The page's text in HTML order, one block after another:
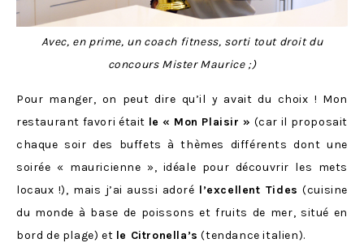
Avec, en prime, un coach fitness, sorti tout droit du
concours Mister Maurice ;)
Pour manger, on peut dire qu’il y avait du choix ! Mon
restaurant favori était le « Mon Plaisir » (car il proposait
chaque soir des buffets à thèmes différents dont une
soirée « mauricienne », idéale pour découvrir les mets
locaux !), mais j’ai aussi adoré l’excellent Tides (cuisine
du monde à base de poissons et fruits de mer, situé en
bord de plage) et le Citronella’s (tendance italien).